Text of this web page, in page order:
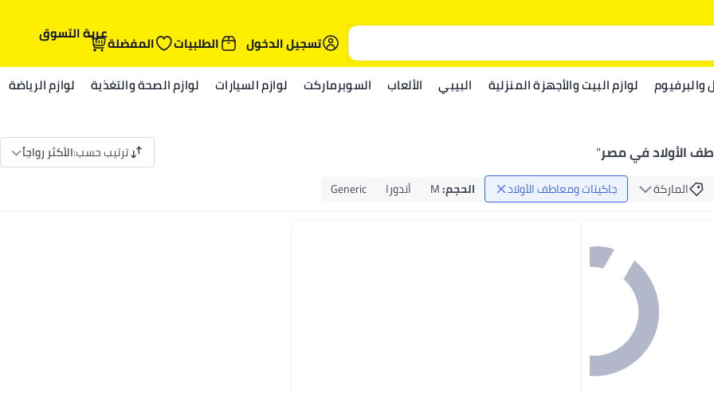
تسجيل الدخول
الطلبيات المفضلةعربة التسوق
والبرفيوم لوازم البيت والأجهزة المنزلية البيبي الألعاب السوبرماركت لوازم السيارات لوازم الصحة والتغذية لوازم الرياضة
الأولاد في مصر" ترتيب حسب:الأكثر رواجاً
الماركة جاكيتات ومعاطف الأولاد الحجم:
M أندورا Generic